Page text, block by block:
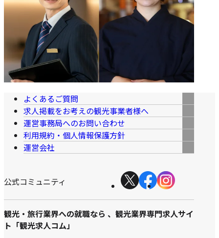
よくあるご質問
求人掲載をお考えの観光事業者様へ
運営事務局へのお問い合わせ
利用規約・個人情報保護方針
運営会社
公式コミュニティ
観光・旅行業界への就職なら 、観光業界専門求人サイ
ト「観光求人コム」